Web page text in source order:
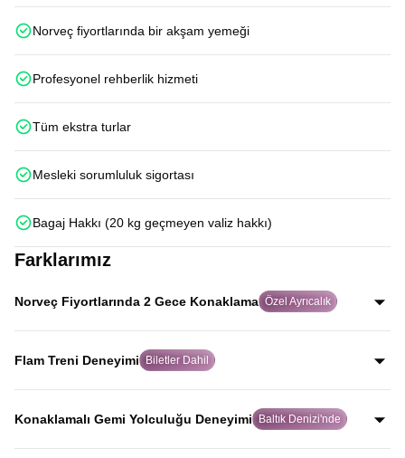
Norveç fiyortlarında bir akşam yemeği
Profesyonel rehberlik hizmeti
Tüm ekstra turlar
Mesleki sorumluluk sigortası
Bagaj Hakkı (20 kg geçmeyen valiz hakkı)
Farklarımız
Norveç Fiyortlarında 2 Gece Konaklama Özel Ayrıcalık
Birçok turda fiyortlar sadece uzaktan görülürken, Avrupa
Rüyası’nda Norveç fiyortlarını yakından keşfeder ve
Hardanger Fiyordu kıyısındaki Ulvik’te 2 gece
Flam Treni Deneyimi Biletler Dahil
Dünyanın en ünlü tren yolculuklarından biri olan Flåm
Treni için biletleri misafirlerimiz adına alıyor, bu eşsiz
deneyimi hiçbir zahmete girmeden yaşamalarını
Konaklamalı Gemi Yolculuğu Deneyimi Baltık Denizi'nde
Baltık Denizi’nde binlerce adanın arasından ilerleyen